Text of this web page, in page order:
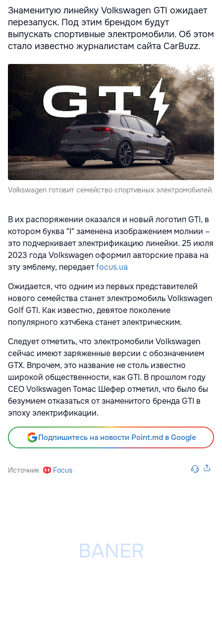
Знаменитую линейку Volkswagen GTI ожидает
перезапуск. Под этим брендом будут
выпускать спортивные электромобили. Об этом
стало известно журналистам сайта CarBuzz.
Volkswagen готовит семейство спортивных электромобилей.
В их распоряжении оказался и новый логотип GTI, в
котором буква "I" заменена изображением молнии –
это подчеркивает электрификацию линейки. 25 июля
2023 года Volkswagen оформил авторские права на
эту эмблему, передаетfocus.ua
Ожидается, что одним из первых представителей
нового семейства станет электромобиль Volkswagen
Golf GTI. Как известно, девятое поколение
популярного хэтчбека станет электрическим.
Следует отметить, что электромобили Volkswagen
сейчас имеют заряженные версии с обозначением
GTX. Впрочем, это название не столь известно
широкой общественности, как GTI. В прошлом году
СЕО Volkswagen Томас Шефер отметил, что было бы
безумием отказаться от знаменитого бренда GTI в
эпоху электрификации.
Подпишитесь на новости Point.md в Google
Источник Focus